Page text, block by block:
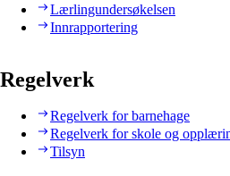
Lærlingundersøkelsen
Innrapportering
Regelverk
Regelverk for barnehage
Regelverk for skole og
Tilsyn